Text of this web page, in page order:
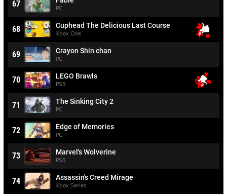
67 PC
68 Cuphead The Delicious Last Course
Xbox One
69 Crayon Shin chan
PC
70 LEGO Brawls
PS5
71 The Sinking City 2
PC
72 Edge of Memories
PC
73 Marvel's Wolverine
PS5
74 Assassin's Creed Mirage
Xbox Series